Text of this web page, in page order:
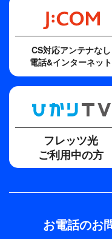
CS対応アンテナなし
電話&インターネット
フレッツ光
ご利用中の方
お電話のお